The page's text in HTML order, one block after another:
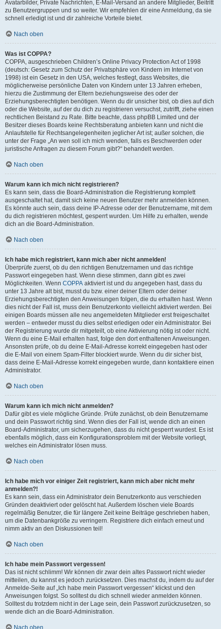
Avatarbilder, Private Nachrichten, E-Mail-Versand an andere Mitglieder, Beitritt
zu Benutzergruppen und so weiter. Wir empfehlen dir eine Anmeldung, da sie
schnell erledigt ist und dir zahlreiche Vorteile bietet.
Nach oben
Was ist COPPA?
COPPA, ausgeschrieben Children’s Online Privacy Protection Act of 1998
(deutsch: Gesetz zum Schutz der Privatsphäre von Kindern im Internet von
1998) ist ein Gesetz in den USA, welches festlegt, dass Websites, die
möglicherweise persönliche Daten von Kindern unter 13 Jahren erheben,
hierzu die Zustimmung der Eltern beziehungsweise des oder der
Erziehungsberechtigten benötigen. Wenn du dir unsicher bist, ob dies auf dich
oder die Website, auf der du dich zu registrieren versuchst, zutrifft, ziehe einen
rechtlichen Beistand zu Rate. Bitte beachte, dass phpBB Limited und der
Besitzer dieses Boards keine Rechtsberatung anbieten kann und nicht die
Anlaufstelle für Rechtsangelegenheiten jeglicher Art ist; außer solchen, die
unter der Frage „An wen soll ich mich wenden, falls es Beschwerden oder
juristische Anfragen zu diesem Forum gibt?“ behandelt werden.
Nach oben
Warum kann ich mich nicht registrieren?
Es kann sein, dass die Board-Administration die Registrierung komplett
ausgeschaltet hat, damit sich keine neuen Benutzer mehr anmelden können.
Es könnte auch sein, dass deine IP-Adresse oder der Benutzername, mit dem
du dich registrieren möchtest, gesperrt wurden. Um Hilfe zu erhalten, wende
dich an die Board-Administration.
Nach oben
Ich habe mich registriert, kann mich aber nicht anmelden!
Überprüfe zuerst, ob du den richtigen Benutzernamen und das richtige
Passwort eingegeben hast. Wenn diese stimmen, dann gibt es zwei
Möglichkeiten. Wenn COPPA aktiviert ist und du angegeben hast, dass du
unter 13 Jahre alt bist, musst du bzw. einer deiner Eltern oder deiner
Erziehungsberechtigten den Anweisungen folgen, die du erhalten hast. Wenn
dies nicht der Fall ist, muss dein Benutzerkonto vielleicht aktiviert werden. Bei
einigen Boards müssen alle neu angemeldeten Mitglieder erst freigeschaltet
werden – entweder musst du dies selbst erledigen oder ein Administrator. Bei
der Registrierung wurde dir mitgeteilt, ob eine Aktivierung nötig ist oder nicht.
Wenn du eine E-Mail erhalten hast, folge den dort enthaltenen Anweisungen.
Ansonsten prüfe, ob du deine E-Mail-Adresse korrekt eingegeben hast oder
die E-Mail von einem Spam-Filter blockiert wurde. Wenn du dir sicher bist,
dass deine E-Mail-Adresse korrekt eingegeben wurde, dann kontaktiere einen
Administrator.
Nach oben
Warum kann ich mich nicht anmelden?
Dafür gibt es viele mögliche Gründe. Prüfe zunächst, ob dein Benutzername
und dein Passwort richtig sind. Wenn dies der Fall ist, wende dich an einen
Board-Administrator, um sicherzugehen, dass du nicht gesperrt wurdest. Es ist
ebenfalls möglich, dass ein Konfigurationsproblem mit der Website vorliegt,
welches ein Administrator lösen muss.
Nach oben
Ich habe mich vor einiger Zeit registriert, kann mich aber nicht mehr
anmelden?!
Es kann sein, dass ein Administrator dein Benutzerkonto aus verschieden
Gründen deaktiviert oder gelöscht hat. Außerdem löschen viele Boards
regelmäßig Benutzer, die für längere Zeit keine Beiträge geschrieben haben,
um die Datenbankgröße zu verringern. Registriere dich einfach erneut und
nimm aktiv an den Diskussionen teil!
Nach oben
Ich habe mein Passwort vergessen!
Das ist nicht schlimm! Wir können dir zwar dein altes Passwort nicht wieder
mitteilen, du kannst es jedoch zurücksetzen. Dies machst du, indem du auf der
Anmelde-Seite auf „Ich habe mein Passwort vergessen“ klickst und den
Anweisungen folgst. So solltest du dich schnell wieder anmelden können.
Solltest du trotzdem nicht in der Lage sein, dein Passwort zurückzusetzen, so
wende dich an die Board-Administration.
Nach oben